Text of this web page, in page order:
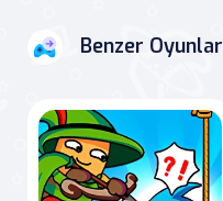
Benzer Oyunlar